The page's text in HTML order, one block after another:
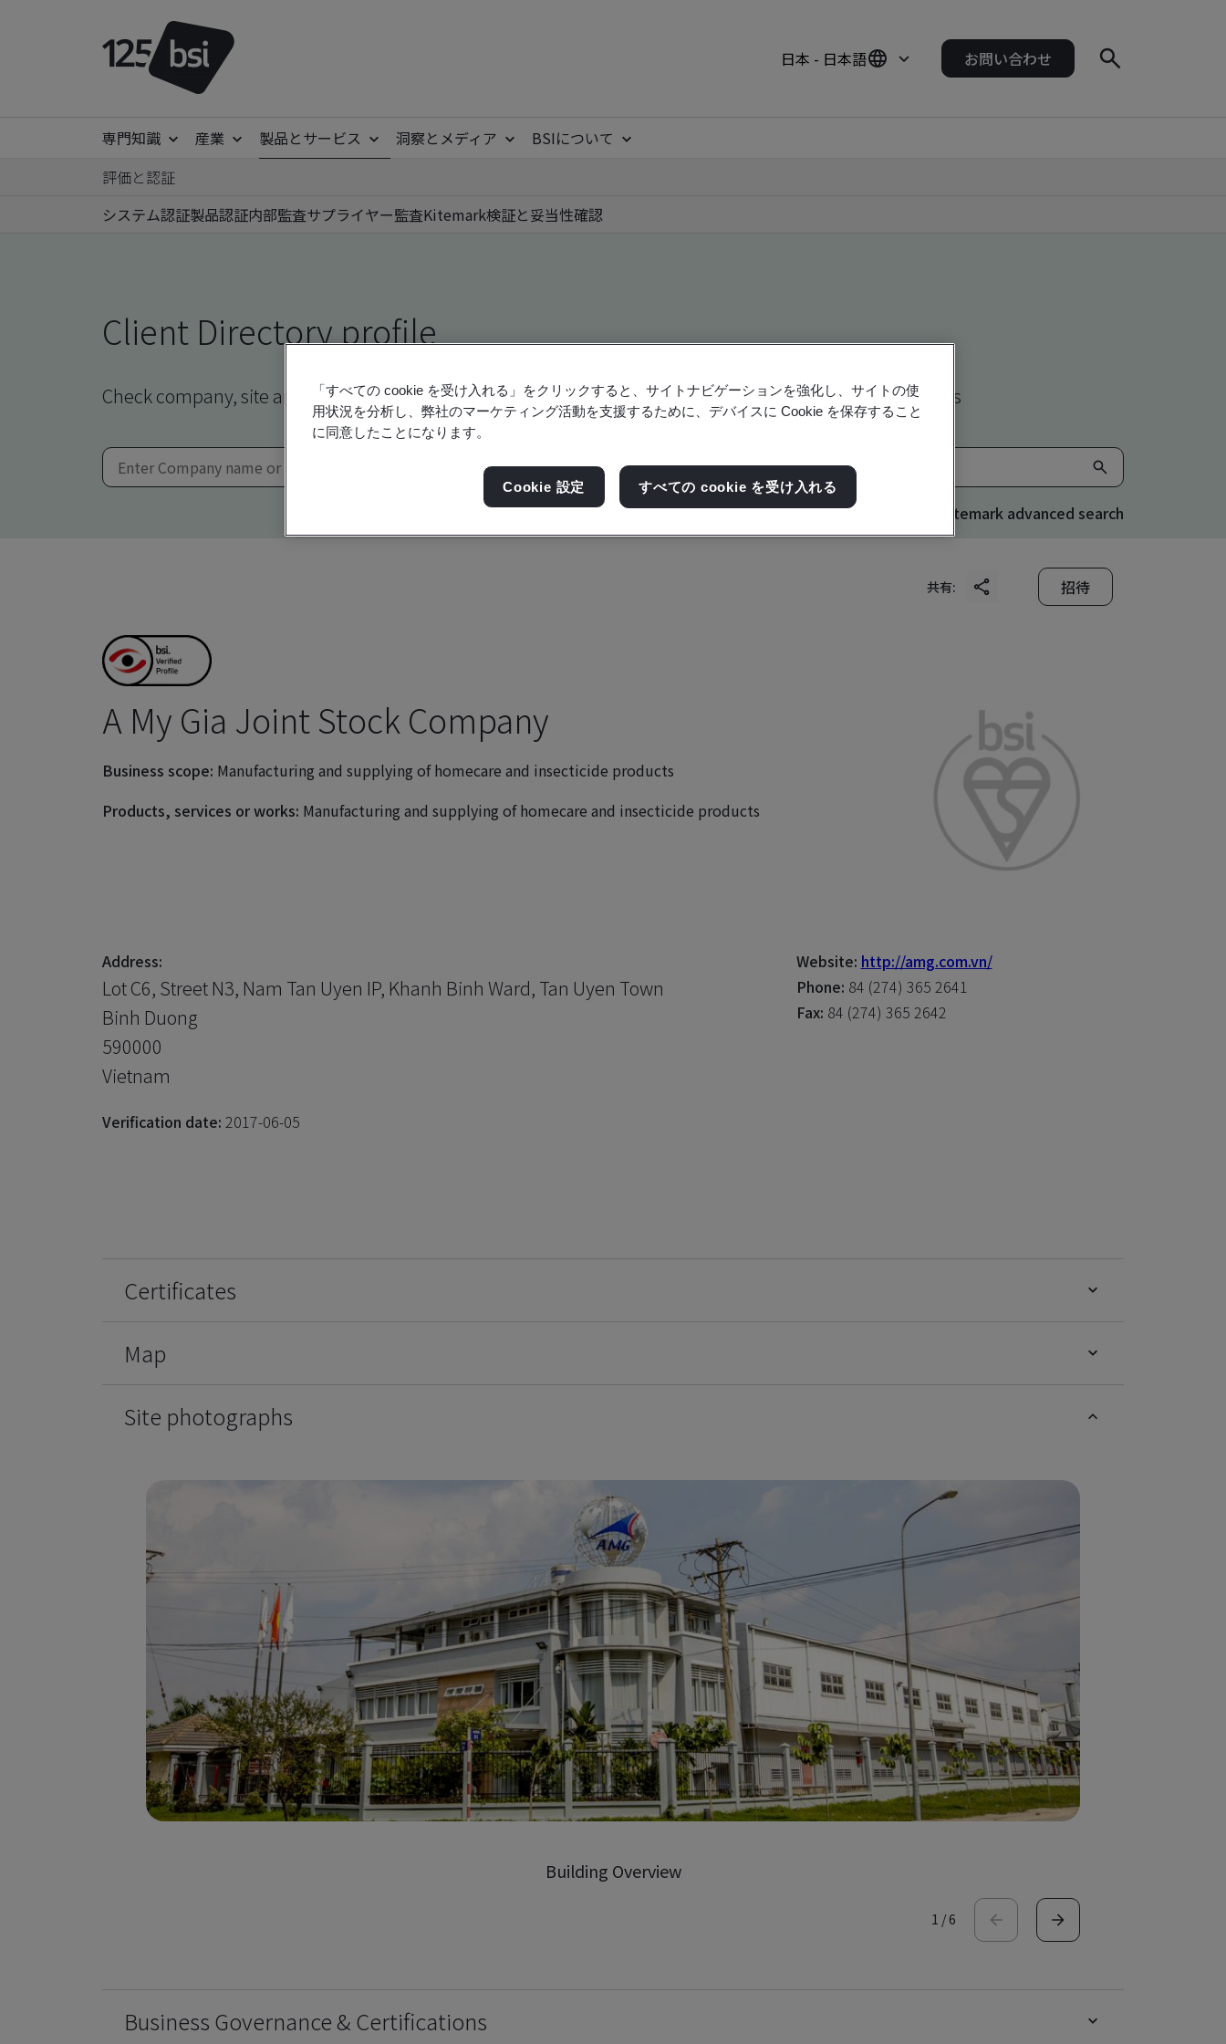
日本 - 日本語 お問い合わせ
専門知識 産業 製品とサービス 洞察とメディア
BSIについて
評価と認証
システム認証製品認証内部監査サプライヤー監査Kitemark検証と妥当性確認
Client Directory profile
Check company, site and product certificates - Validation and Verification, Japanese and global companies
Kitemark advanced search
共有: 招待
A My Gia Joint Stock Company
Business scope: Manufacturing and supplying of homecare and insecticide products
Products, services or works: Manufacturing and supplying of homecare and insecticide products
Address:
Lot C6, Street N3, Nam Tan Uyen IP, Khanh Binh Ward, Tan Uyen Town
Binh Duong
590000
Vietnam
Verification date: 2017-06-05
Website: http://amg.com.vn/
Phone: 84 (274) 365 2641
Fax: 84 (274) 365 2642
Certificates
Map
Site photographs
Building Overview
1 /6
Business Governance & Certifications
「すべての cookie を受け入れる」をクリックすると、サイトナビゲーションを強化し、サイトの使
用状況を分析し、弊社のマーケティング活動を支援するために、デバイスに Cookie を保存すること
に同意したことになります。
Cookie 設定 すべての cookie を受け入れる